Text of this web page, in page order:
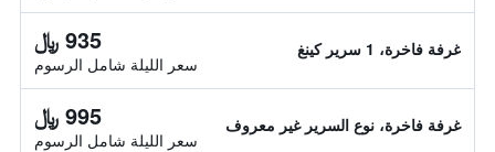
غرفة فاخرة، 1 سرير كينغ 935 ﷼
سعر الليلة شامل الرسوم
غرفة فاخرة، نوع السرير غير معروف 995 ﷼
سعر الليلة شامل الرسوم